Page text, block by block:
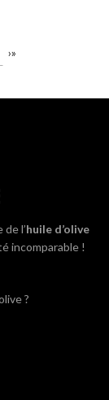
›»
l’huile d’olive
incomparable !
?